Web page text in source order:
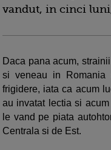
vandut, in cinci
Daca pana acum,
si veneau in Romania
frigidere, iata ca acum
au invatat lectia si
le vand pe piata
Centrala si de Est.